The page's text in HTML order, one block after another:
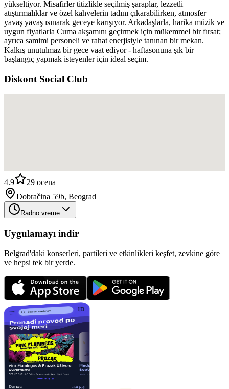
yükseltiyor. Misafirler titizlikle seçilmiş şaraplar, lezzetli
atıştırmalıklar ve özel kahvelerin tadını çıkarabilirken, atmosfer
yavaş yavaş ısınarak geceye karışıyor. Arkadaşlarla, harika müzik ve
uygun fiyatlarla Cuma akşamını geçirmek için mükemmel bir fırsat;
ayrıca samimi personeli ve rahat enerjisiyle tanınan bir mekan.
Kalkış unutulmaz bir gece vaat ediyor - haftasonuna şık bir
başlangıç yapmak isteyenler için ideal seçim.
Diskont Social Club
4.9 29 ocena
Dobračina 59b, Beograd
Radno vreme
Uygulamayı indir
Belgrad'daki konserleri, partileri ve etkinlikleri keşfet, zevkine göre
ve hepsi tek bir yerde.